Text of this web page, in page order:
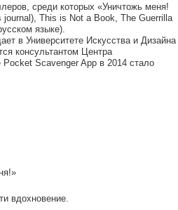
среди которых «Уничтожь меня!
This is Not a Book, The Guerrilla
языке).
в Университете Искусства и Дизайна
консультантом Центра
Scavenger App в 2014 стало
вдохновение.